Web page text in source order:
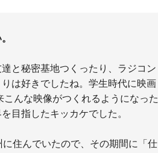
と秘密基地つくったり、ラジコン
は好きでしたね。学生時代に映画
こんな映像がつくれるようになった
目指したキッカケでした。
住んでいたので、その期間に「仕